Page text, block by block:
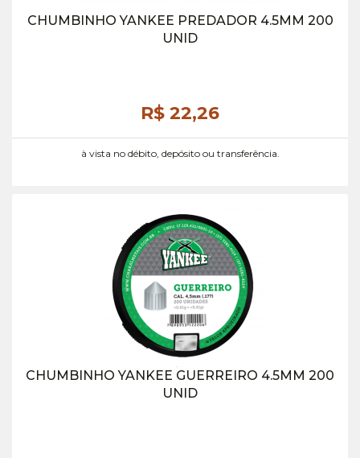
CHUMBINHO YANKEE PREDADOR 4.5MM 200
UNID
R$ 22,26
à vista no débito, depósito ou transferência.
CHUMBINHO YANKEE GUERREIRO 4.5MM 200
UNID